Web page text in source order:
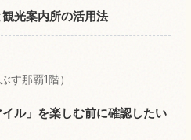
光案内所の活用法
す那覇1階）
ル」を楽しむ前に確認したい